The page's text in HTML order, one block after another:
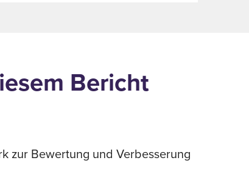
Bericht
zur Bewertung und Verbesserung